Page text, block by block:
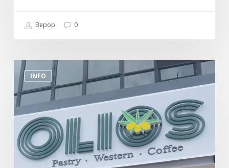
Bepop 0
INFO
Tempat
Makan
Menarik
Di
Sekitar
Sungai
Buloh
(Olios)